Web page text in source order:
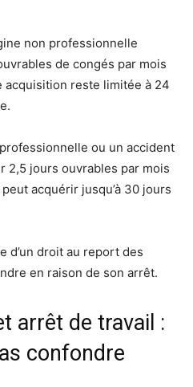
non professionnelle
de congés par mois
acquisition reste limitée à 24
ou un accident
2,5 jours ouvrables par mois
acquérir jusqu’à 30 jours
d’un droit au report des
en raison de son arrêt.
arrêt de travail :
confondre